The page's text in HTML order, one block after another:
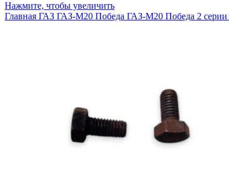
Нажмите, чтобы увеличить
Главная ГАЗ ГАЗ-М20 Победа ГАЗ-М20 Победа 2 серии